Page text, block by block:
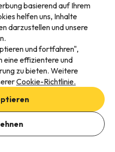
basierend auf Ihrem
helfen uns, Inhalte
darzustellen und unsere
und fortfahren",
eine effizientere und
zu bieten. Weitere
Cookie-Richtlinie.